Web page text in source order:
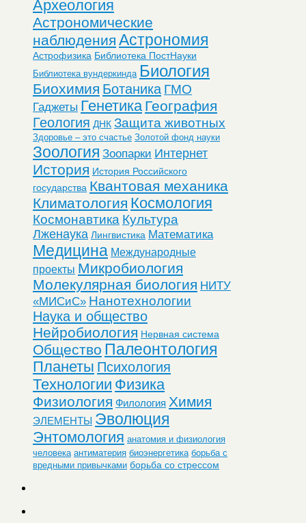
Археология
Астрономические
наблюдения Астрономия
Астрофизика Библиотека ПостНауки
Библиотека вундеркинда Биология
Биохимия Ботаника ГМО
Гаджеты Генетика География
Геология ДНК Защита животных
Здоровье – это счастье Золотой фонд науки
Зоология Зоопарки Интернет
История История Российского
государства Квантовая механика
Климатология Космология
Космонавтика Культура
Лженаука Лингвистика Математика
Медицина Международные
проекты Микробиология
Молекулярная биология НИТУ
«МИСиС» Нанотехнологии
Наука и общество
Нейробиология Нервная система
Общество Палеонтология
Планеты Психология
Технологии Физика
Физиология Филология Химия
ЭЛЕМЕНТЫ Эволюция
Энтомология анатомия и физиология
человека антиматерия биоэнергетика борьба с
вредными привычками борьба со стрессом